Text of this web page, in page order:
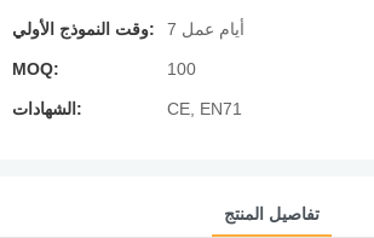
وقت النموذج الأولي: 7 أيام عمل
MOQ: 100
الشهادات: CE, EN71
تفاصيل المنتج